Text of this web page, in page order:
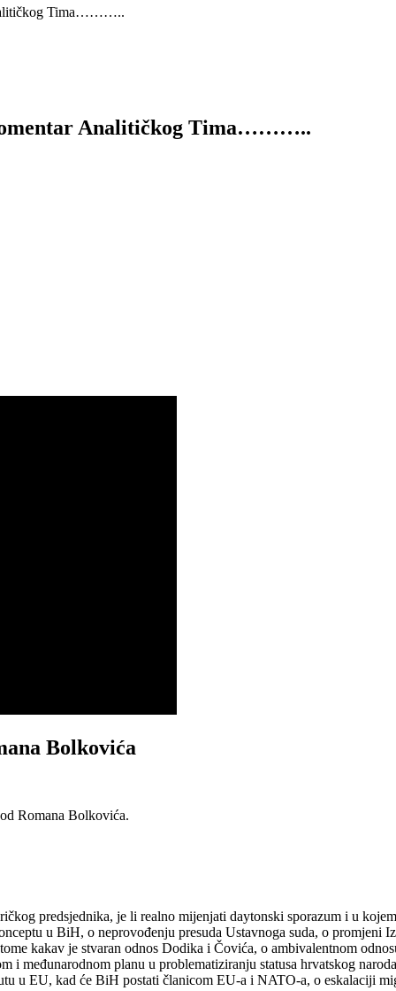
Tima………..
Analitičkog Tima………..
Bolkovića
Romana Bolkovića.
predsjednika, je li realno mijenjati daytonski sporazum i u
u BiH, o neprovođenju presuda Ustavnoga suda, o
kakav je stvaran odnos Dodika i Čovića, o ambivalentnom
i međunarodnom planu u problematiziranju statusa hrvatskog
u EU, kad će BiH postati članicom EU-a i NATO-a, o eskalaciji